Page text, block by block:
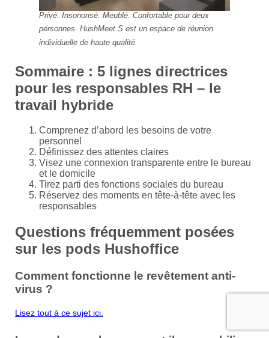
Privé. Insonorisé. Meublé. Confortable pour deux
personnes. HushMeet.S est un espace de réunion
individuelle de haute qualité.
Sommaire : 5 lignes directrices
pour les responsables RH – le
travail hybride
Comprenez d’abord les besoins de votre
personnel
Définissez des attentes claires
Visez une connexion transparente entre le bureau
et le domicile
Tirez parti des fonctions sociales du bureau
Réservez des moments en tête-à-tête avec les
responsables
Questions fréquemment posées
sur les pods Hushoffice
Comment fonctionne le revêtement anti-
virus ?
Lisez tout à ce sujet ici.